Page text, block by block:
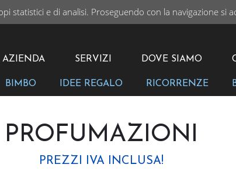
AZIENDA SERVIZI DOVE SIAMO
VAI
BIMBO IDEE REGALO RICORRENZE
PROFUMAZIONI
PREZZI IVA INCLUSA!
statistici e di analisi. Proseguendo con la navigazione si